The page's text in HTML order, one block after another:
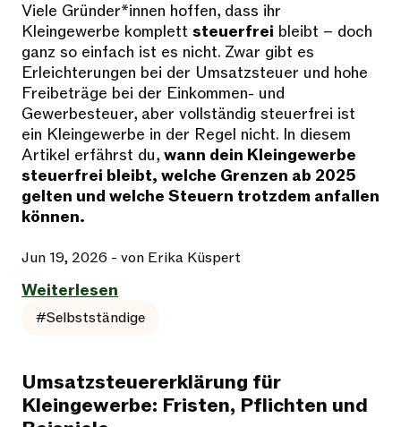
Viele Gründer*innen hoffen, dass ihr
Kleingewerbe komplett steuerfrei bleibt – doch
ganz so einfach ist es nicht. Zwar gibt es
Erleichterungen bei der Umsatzsteuer und hohe
Freibeträge bei der Einkommen- und
Gewerbesteuer, aber vollständig steuerfrei ist
ein Kleingewerbe in der Regel nicht. In diesem
Artikel erfährst du, wann dein Kleingewerbe
steuerfrei bleibt, welche Grenzen ab 2025
gelten und welche Steuern trotzdem anfallen
können.
Jun 19, 2026 - von Erika Küspert
Weiterlesen
#Selbstständige
Umsatzsteuererklärung für
Kleingewerbe: Fristen, Pflichten und